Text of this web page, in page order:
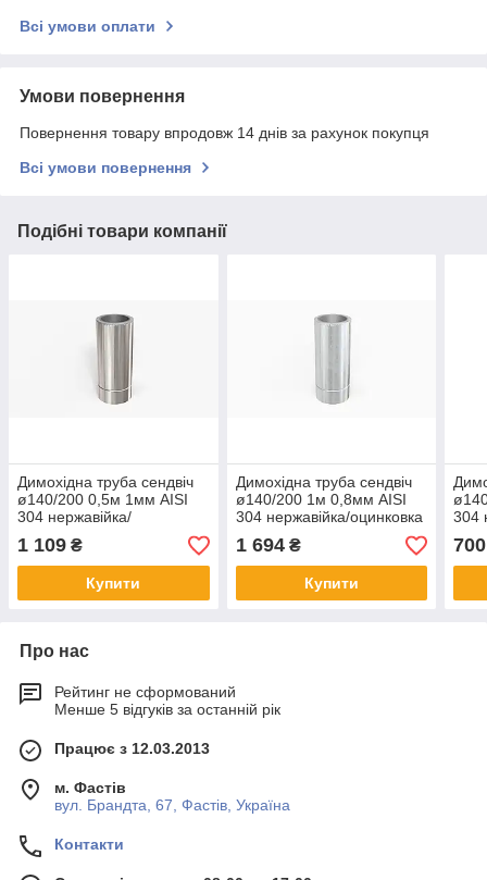
Всі умови оплати
Умови повернення
Повернення товару впродовж 14 днів за рахунок покупця
Всі умови повернення
Подібні товари компанії
Димохідна труба сендвіч
ø140/200 0,5м 1мм AISI
304 нержавійка/
нержавійка
1 109 ₴
Купити
Димохідна труба сендвіч
ø140/200 1м 0,8мм AISI
304 нержавійка/оцинковка
1 694₴
Купити
304
700
Про нас
Рейтинг не сформований
Менше 5 відгуків за останній рік
Працює з 12.03.2013
м. Фастів
вул. Брандта, 67, Фастів, Україна
Контакти